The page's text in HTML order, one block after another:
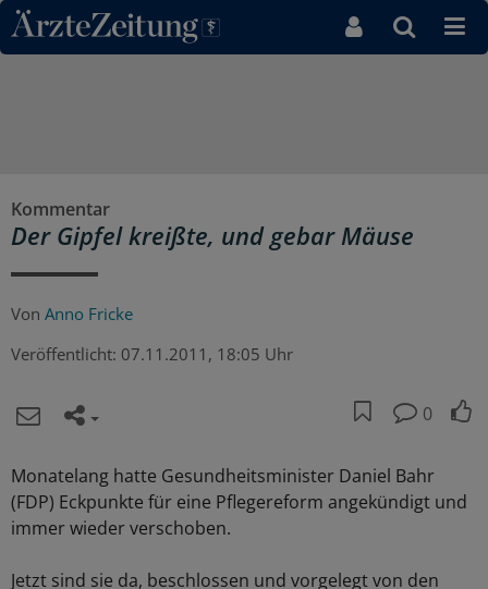
Direkt zum Inhaltsbereich
Kommentar
Der Gipfel kreißte, und gebar Mäuse
Von Anno Fricke
Veröffentlicht: 07.11.2011, 18:05 Uhr
0
Monatelang hatte Gesundheitsminister Daniel Bahr
(FDP) Eckpunkte für eine Pflegereform angekündigt und
immer wieder verschoben.
Jetzt sind sie da, beschlossen und vorgelegt von den